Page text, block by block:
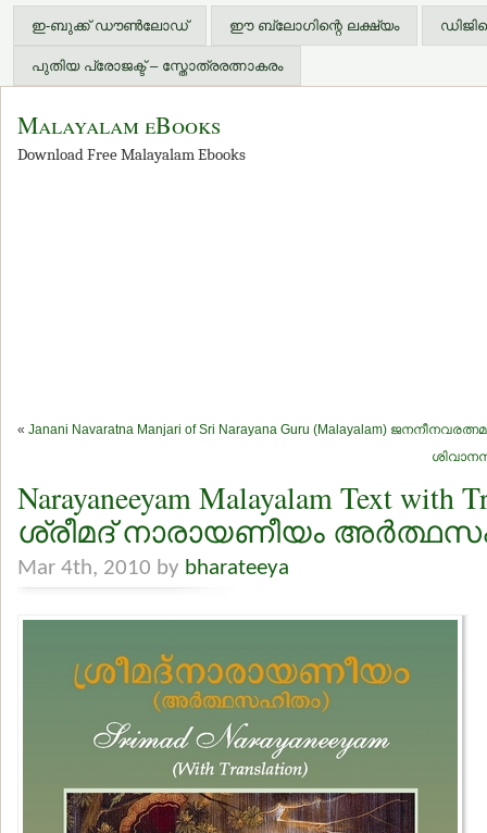
ഇ-ബുക്ക് ഡൗണ്‍ലോഡ് ഈ ബ്ലോഗിന്റെ ലക്ഷ്യം
പുതിയ പ്രോജക്ട് – സ്തോത്രരത്നാകരം
Malayalam eBooks
Download Free Malayalam Ebooks
« Janani Navaratna Manjari of Sri Narayana Guru (Malayalam)
Narayaneeyam Malayalam Text with
ശ്രീമദ് നാരായണീയം
Mar 4th, 2010 by bharateeya